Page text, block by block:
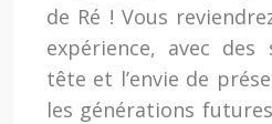
de Ré ! Vous
expérience, avec
tête et l’envie de
les générations